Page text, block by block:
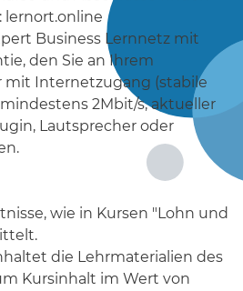
lernort.online
Business Lernnetz mit
den Sie an Ihrem
mit Internetzugang (stabile
2Mbit/s, aktueller
Lautsprecher oder
wie in Kursen "Lohn und
die Lehrmaterialien des
Kursinhalt im Wert von